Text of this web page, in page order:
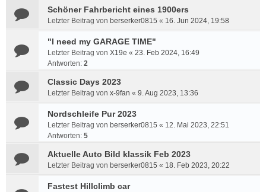
Schöner Fahrbericht eines 1900ers
Letzter Beitrag von berserker0815 « 16. Jun 2024, 19:58
"I need my GARAGE TIME"
Letzter Beitrag von X19e « 23. Feb 2024, 16:49
Antworten: 2
Classic Days 2023
Letzter Beitrag von x-9fan « 9. Aug 2023, 13:36
Nordschleife Pur 2023
Letzter Beitrag von berserker0815 « 12. Mai 2023, 22:51
Antworten: 5
Aktuelle Auto Bild klassik Feb 2023
Letzter Beitrag von berserker0815 « 18. Feb 2023, 20:22
Fastest Hillclimb car